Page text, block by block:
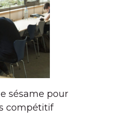
sésame pour
compétitif